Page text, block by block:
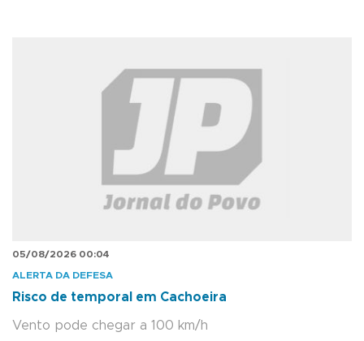
05/08/2026 00:04
ALERTA DA DEFESA
Risco de temporal em Cachoeira
Vento pode chegar a 100 km/h